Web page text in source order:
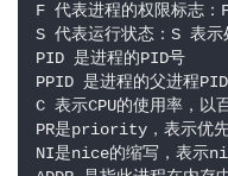
F 代表进程的权限标志
S 代表运行状态：S 表
PID 是进程的PID号
PPID 是进程的父进程
C 表示CPU的使用率，以
PR是priority，表示优
NI是nice的缩写，表示